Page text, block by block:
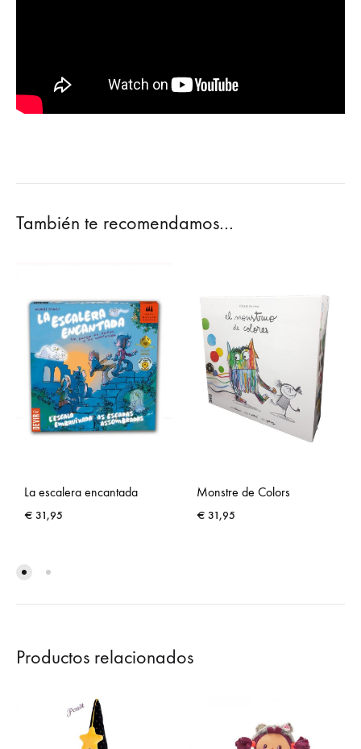
También te recomendamos…
La escalera encantada
€ 31,95
Monstre de Colors
€ 31,95
Productos relacionados